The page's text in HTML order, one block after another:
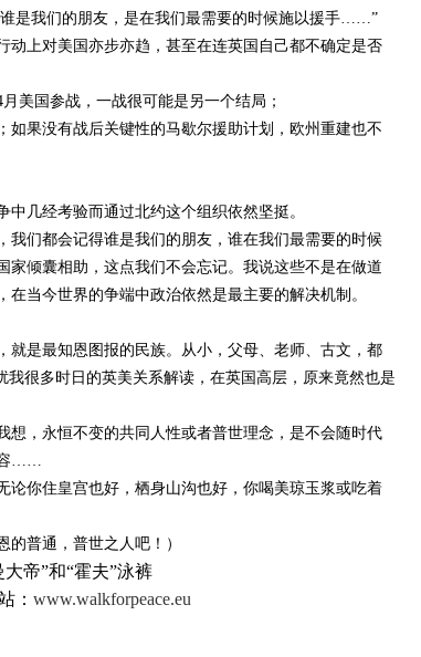
是我们的朋友，是在我们最需要的时候施以援手……”
动上对美国亦步亦趋，甚至在连英国自己都不确定是否
美国参战，一战很可能是另一个结局；
果没有战后关键性的马歇尔援助计划，欧州重建也不
几经考验而通过北约这个组织依然坚挺。
们都会记得谁是我们的朋友，谁在我们最需要的时候
倾囊相助，这点我们不会忘记。我说这些不是在做道
当今世界的争端中政治依然是最主要的解决机制。
就是最知恩图报的民族。从小，父母、老师、古文，都
很多时日的英美关系解读，在英国高层，原来竟然也是
，永恒不变的共同人性或者普世理念，是不会随时代
……
论你住皇宫也好，栖身山沟也好，你喝美琼玉浆或吃着
普通，普世之人吧！）
帝”和“霍夫”泳裤
： www.walkforpeace.eu